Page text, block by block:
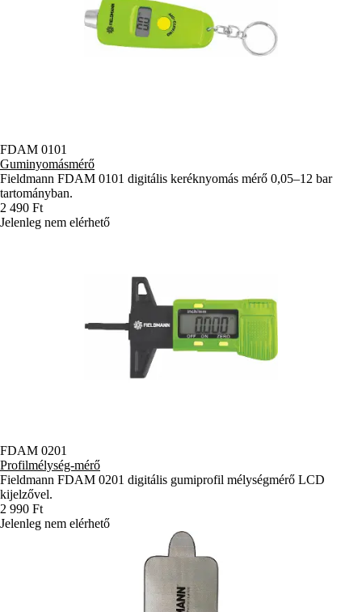
FDAM 0101
Guminyomásmérő
Fieldmann FDAM 0101 digitális keréknyomás mérő 0,05–12 bar
tartományban.
2 490 Ft
Jelenleg nem elérhető
FDAM 0201
Profilmélység-mérő
Fieldmann FDAM 0201 digitális gumiprofil mélységmérő LCD
kijelzővel.
2 990 Ft
Jelenleg nem elérhető